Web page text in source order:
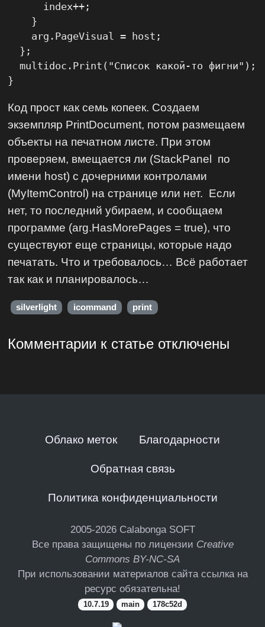
      index++;
    }
    arg.PageVisual = host;
  };
  multidoc.Print("Список какой-то фигни");
}
Код прост как семь копеек. Создаем
экземпляр PrintDocument, потом размещаем
объекты на печатном листе. При этом
проверяем, вмещается ли (StackPanel по
имени host) с дочерними контролами
(MyItemControl) на странице или нет. Если
нет, то последний убираем, и сообщаем
программе (arg.HasMorePages = true), что
существуют еще страницы, которые надо
печатать. Что и требовалось… Всё работает
так как и планировалось…
silverlight icommand print
Комментарии к статье отключены
Облако меток Благодарности
Обратная связь
Политика конфиденциальности
2005-2026 Calabonga SOFT
Все права защищены по лицензии Creative
Commons BY-NC-SA
При использовании материалов сайта ссылка на
ресурс обязательна!
10.7.19 main 178c52d